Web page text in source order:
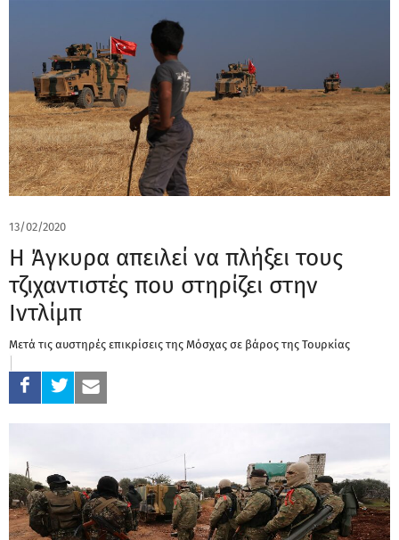
13/02/2020
Η Άγκυρα απειλεί να πλήξει τους
τζιχαντιστές που στηρίζει στην
Ιντλίμπ
Μετά τις αυστηρές επικρίσεις της Μόσχας σε βάρος της Τουρκίας